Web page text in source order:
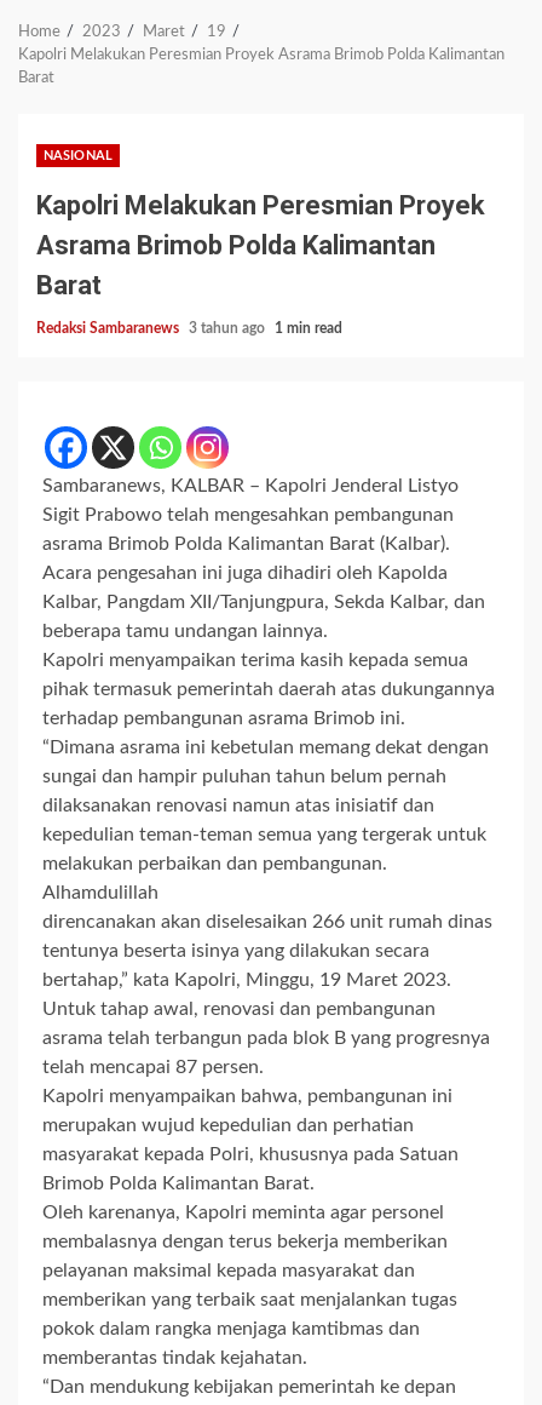
Home 2023 Maret
19
Kapolri Melakukan Peresmian Proyek Asrama Brimob Polda Kalimantan
Barat
NASIONAL
Kapolri Melakukan Peresmian Proyek
Asrama Brimob Polda Kalimantan
Barat
Redaksi Sambaranews 3 tahun ago 1 min read
Sambaranews, KALBAR – Kapolri Jenderal Listyo
Sigit Prabowo telah mengesahkan pembangunan
asrama Brimob Polda Kalimantan Barat (Kalbar).
Acara pengesahan ini juga dihadiri oleh Kapolda
Kalbar, Pangdam XII/Tanjungpura, Sekda Kalbar, dan
beberapa tamu undangan lainnya.
Kapolri menyampaikan terima kasih kepada semua
pihak termasuk pemerintah daerah atas dukungannya
terhadap pembangunan asrama Brimob ini.
“Dimana asrama ini kebetulan memang dekat dengan
sungai dan hampir puluhan tahun belum pernah
dilaksanakan renovasi namun atas inisiatif dan
kepedulian teman-teman semua yang tergerak untuk
melakukan perbaikan dan pembangunan.
Alhamdulillah
direncanakan akan diselesaikan 266 unit rumah dinas
tentunya beserta isinya yang dilakukan secara
bertahap,” kata Kapolri, Minggu, 19 Maret 2023.
Untuk tahap awal, renovasi dan pembangunan
asrama telah terbangun pada blok B yang progresnya
telah mencapai 87 persen.
Kapolri menyampaikan bahwa, pembangunan ini
merupakan wujud kepedulian dan perhatian
masyarakat kepada Polri, khususnya pada Satuan
Brimob Polda Kalimantan Barat.
Oleh karenanya, Kapolri meminta agar personel
membalasnya dengan terus bekerja memberikan
pelayanan maksimal kepada masyarakat dan
memberikan yang terbaik saat menjalankan tugas
pokok dalam rangka menjaga kamtibmas dan
memberantas tindak kejahatan.
“Dan mendukung kebijakan pemerintah ke depan